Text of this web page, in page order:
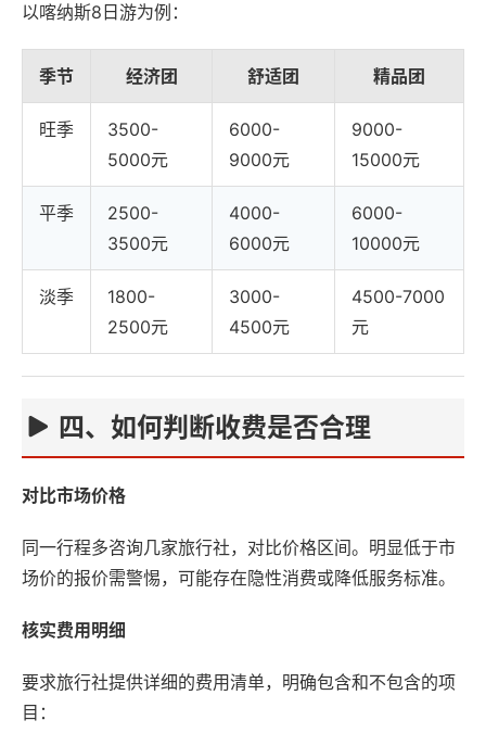
以喀纳斯8日游为例：
季节 经济团 舒适团 精品团
旺季
3500-
5000元
6000-
9000元
9000-
15000元
平季
2500-
3500元
4000-
6000元
6000-
10000元
淡季
1800-
2500元
3000-
4500元
4500-7000
元
四、如何判断收费是否合理
对比市场价格
同一行程多咨询几家旅行社，对比价格区间。明显低于市
场价的报价需警惕，可能存在隐性消费或降低服务标准。
核实费用明细
要求旅行社提供详细的费用清单，明确包含和不包含的项
目：